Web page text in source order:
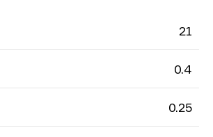
21
0.4
0.25